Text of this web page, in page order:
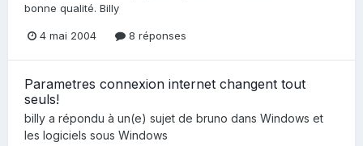
bonne qualité. Billy
4 mai 2004 8 réponses
Parametres connexion internet changent tout
seuls!
billy a répondu à un(e) sujet de bruno dans Windows et
les logiciels sous Windows